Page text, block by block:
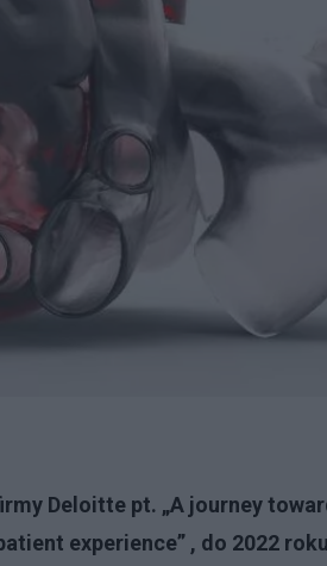
Deloitte pt. „A journey
experience” , do 2022